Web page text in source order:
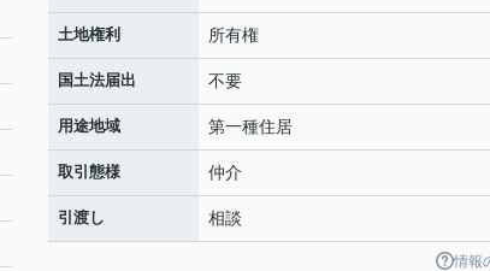
土地権利 所有権
国土法届出 不要
用途地域 第一種住居
取引態様 仲介
引渡し 相談
情報